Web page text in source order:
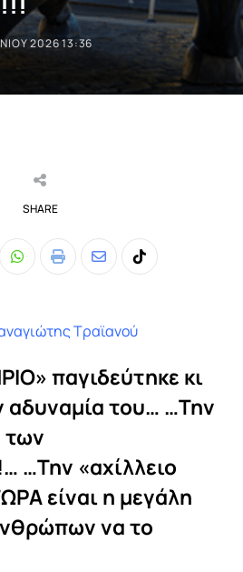
2026 13:36
SHARE
Whatsapp
Print
ShareTiktok
Τραϊανού
παγιδεύτηκε κι
του… …Την
των
…Την «αχίλλειο
είναι η μεγάλη
να το